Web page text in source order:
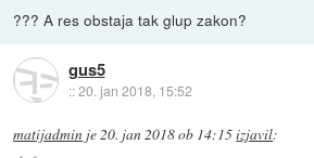
??? A res obstaja tak glup zakon?
gus5
::20. jan 2018, 15:52
matijadmin je 20. jan 2018 ob 14:15izjavil: